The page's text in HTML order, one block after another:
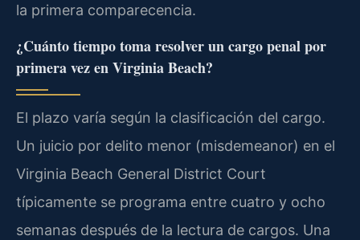
la primera comparecencia.
¿Cuánto tiempo toma resolver un cargo penal por
primera vez en Virginia Beach?
El plazo varía según la clasificación del cargo.
Un juicio por delito menor (misdemeanor) en el
Virginia Beach General District Court
típicamente se programa entre cuatro y ocho
semanas después de la lectura de cargos. Una